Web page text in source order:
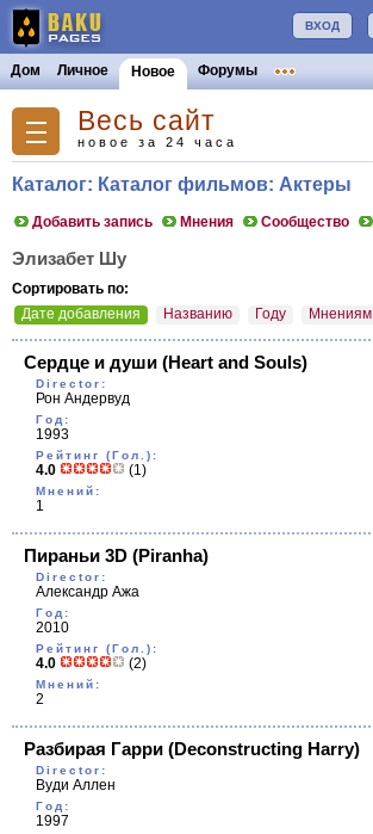
ВХОД
Дом Личное Новое Форумы
Весь сайт
новое за 24 часа
Каталог: Каталог фильмов: Актеры
Добавить запись Мнения Сообщество
Элизабет Шу
Сортировать по:
Дате добавления
Названию Году Мнениям
Сердце и души (Heart and Souls)
Director:
Рон Андервуд
Год:
1993
Рейтинг (Гол.):
4.0 (1)
Мнений:
1
Пираньи 3D (Piranha)
Director:
Александр Ажа
Год:
2010
Рейтинг (Гол.):
4.0 (2)
Мнений:
2
Разбирая Гарри (Deconstructing Harry)
Director:
Вуди Аллен
Год:
1997